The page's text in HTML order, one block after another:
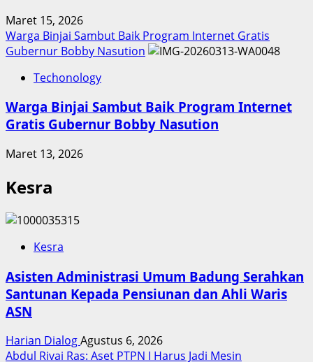
Maret 15, 2026
Warga Binjai Sambut Baik Program Internet Gratis
Gubernur Bobby Nasution
Techonology
Warga Binjai Sambut Baik Program Internet
Gratis Gubernur Bobby Nasution
Maret 13, 2026
Kesra
Kesra
Asisten Administrasi Umum Badung Serahkan
Santunan Kepada Pensiunan dan Ahli Waris
ASN
Harian DialogAgustus 6, 2026
Abdul Rivai Ras: Aset PTPN I Harus Jadi Mesin